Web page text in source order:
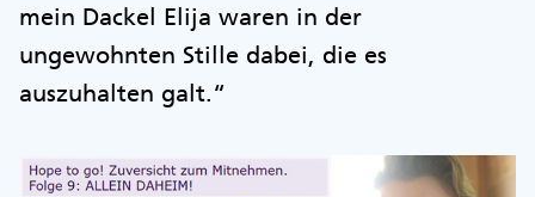
mein Dackel Elija waren in der
ungewohnten Stille dabei, die es
auszuhalten galt.“